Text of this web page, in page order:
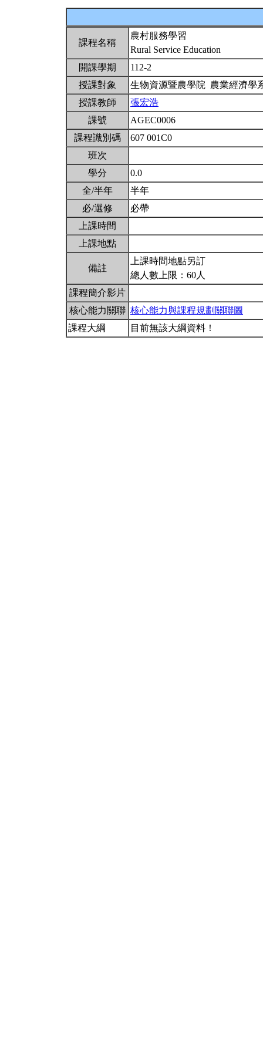
課程名稱
農村服務學習
Rural Service Education
開課學期
112-2
授課對象
生物資源暨農學院 農業經濟
授課教師
張宏浩
課號
AGEC0006
課程識別碼
607 001C0
班次
學分
0.0
全/半年
半年
必/選修
必帶
上課時間
上課地點
備註
上課時間地點另訂
總人數上限：60人
課程簡介影片
核心能力關聯 核心能力與課程規劃關聯圖
課程大綱
目前無該大綱資料！